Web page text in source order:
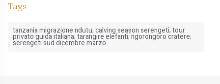
Tags
tanzania migrazione ndutu; calving season serengeti; tour
privato guida italiana; tarangire elefanti; ngorongoro cratere;
serengeti sud dicembre marzo